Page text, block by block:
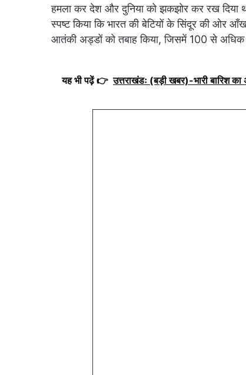
हमला कर देश और दुनिया को झकझोर कर रख
स्पष्ट किया कि भारत की बेटियों के सिंदूर की ओर
आतंकी अड्डों को तबाह किया, जिसमें 100 से अधिक
यह भी पढ़ें 👉 उत्तराखंडः (बड़ी खबर)-भारी बारिश